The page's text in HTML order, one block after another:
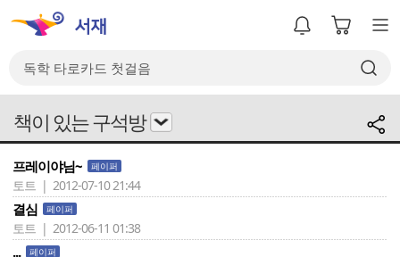
책이 있는 구석방
프레이야님~ 페이퍼
토트 | 2012-07-10 21:44
결심 페이퍼
토트 | 2012-06-11 01:38
... 페이퍼